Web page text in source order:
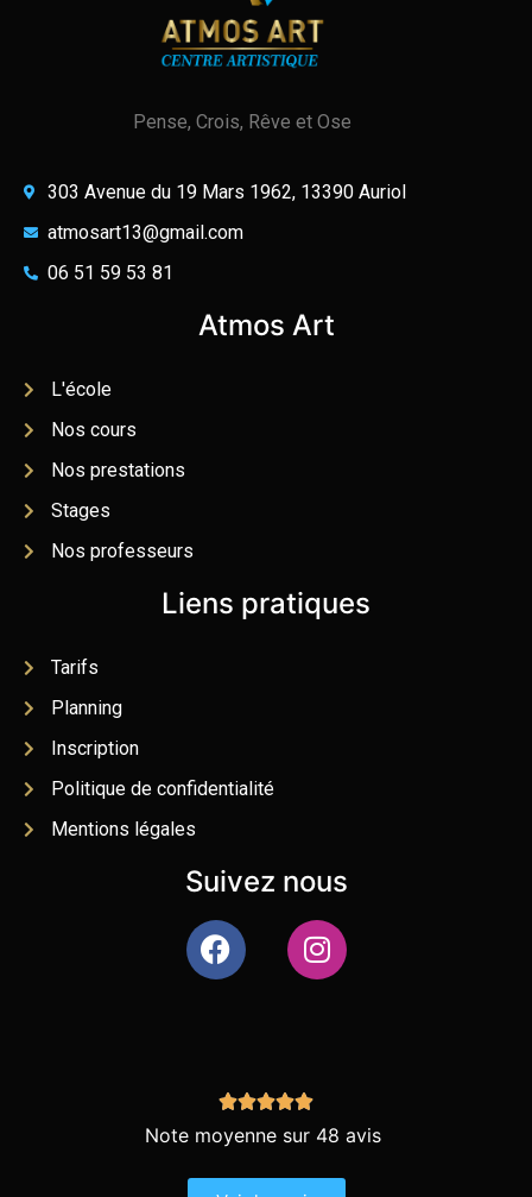
Pense, Crois, Rêve et Ose
303 Avenue du 19 Mars 1962, 13390 Auriol
atmosart13@gmail.com
06 51 59 53 81
Atmos Art
L'école
Nos cours
Nos prestations
Stages
Nos professeurs
Liens pratiques
Tarifs
Planning
Inscription
Politique de confidentialité
Mentions légales
Suivez nous

Note moyenne sur 48 avis